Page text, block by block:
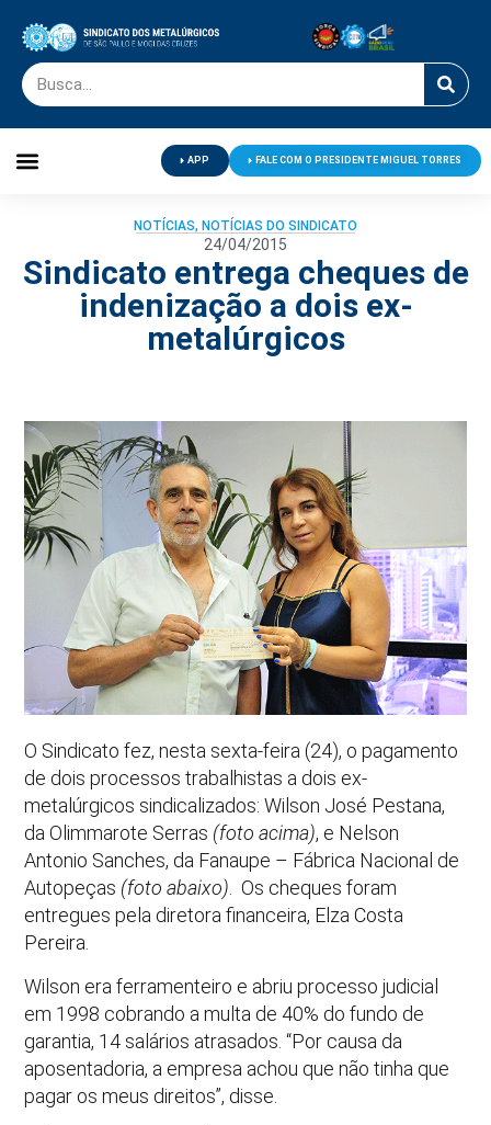
APP FALE COM O PRESIDENTE MIGUEL TORRES
NOTÍCIAS, NOTÍCIAS DO SINDICATO
24/04/2015
Sindicato entrega cheques de
indenização a dois ex-
metalúrgicos
O Sindicato fez, nesta sexta-feira (24), o pagamento
de dois processos trabalhistas a dois ex-
metalúrgicos sindicalizados: Wilson José Pestana,
da Olimmarote Serras (foto acima), e Nelson
Antonio Sanches, da Fanaupe – Fábrica Nacional de
Autopeças (foto abaixo) . Os cheques foram
entregues pela diretora financeira, Elza Costa
Pereira.
Wilson era ferramenteiro e abriu processo judicial
em 1998 cobrando a multa de 40% do fundo de
garantia, 14 salários atrasados. “Por causa da
aposentadoria, a empresa achou que não tinha que
pagar os meus direitos”, disse.